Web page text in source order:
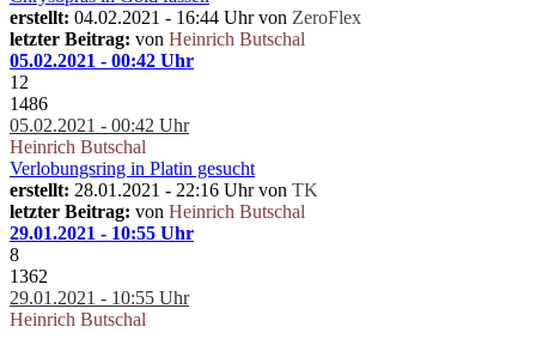
erstellt: 04.02.2021 - 16:44 Uhr von ZeroFlex
letzter Beitrag: von Heinrich Butschal
05.02.2021 - 00:42 Uhr
12
1486
05.02.2021 - 00:42 Uhr
Heinrich Butschal
Verlobungsring in Platin gesucht
erstellt: 28.01.2021 - 22:16 Uhr von TK
letzter Beitrag: von Heinrich Butschal
29.01.2021 - 10:55 Uhr
8
1362
29.01.2021 - 10:55 Uhr
Heinrich Butschal